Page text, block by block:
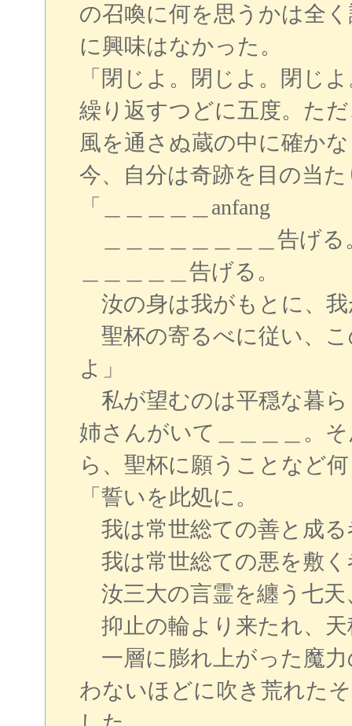
の召喚に何を思うかは全
に興味はなかった。
「閉じよ。閉じよ。閉じ
繰り返すつどに五度。た
風を通さぬ蔵の中に確か
今、自分は奇跡を目の当
「＿＿＿＿＿anfang
＿＿＿＿＿＿＿＿告げる
＿＿＿＿＿告げる。
汝の身は我がもとに、
聖杯の寄るべに従い、
よ」
私が望むのは平穏な暮
姉さんがいて＿＿＿＿。
ら、聖杯に願うことなど
「誓いを此処に。
我は常世総ての善と成る
我は常世総ての悪を敷く
汝三大の言霊を纏う七天
抑止の輪より来たれ、天
一層に膨れ上がった魔
わないほどに吹き荒れた